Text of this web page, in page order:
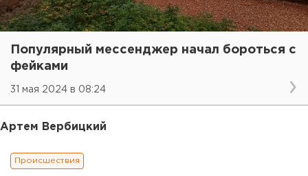
Популярный мессенджер начал бороться с
фейками
31 мая 2024 в 08:24
Артем Вербицкий
Происшествия